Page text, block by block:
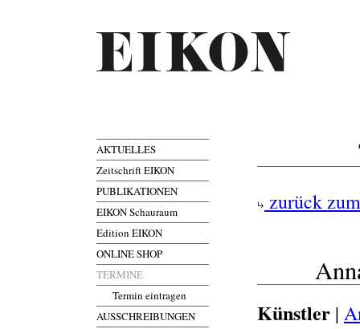
AKTUELLES
Zeitschrift EIKON
PUBLIKATIONEN
EIKON Schauraum
Edition EIKON
ONLINE SHOP
TERMINE
Termin eintragen
AUSSCHREIBUNGEN
zurück
Künstler |